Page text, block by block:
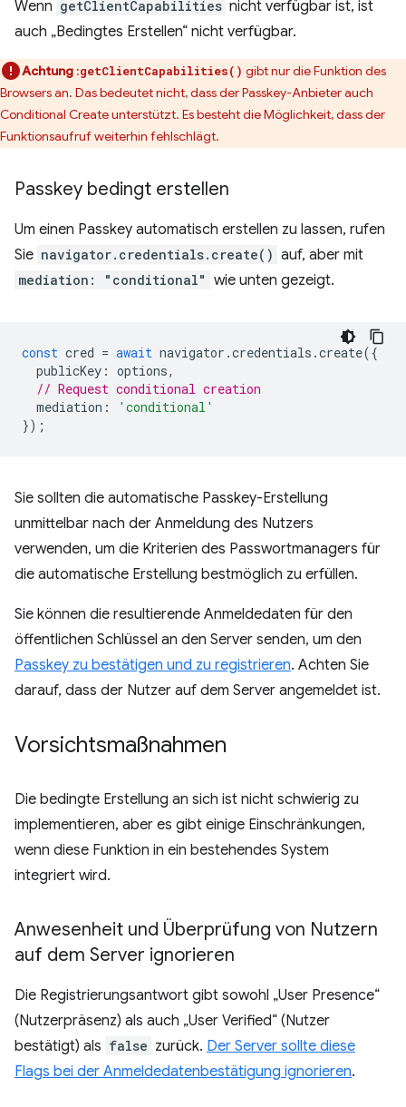
Wenn getClientCapabilities nicht verfügbar ist, ist
auch „Bedingtes Erstellen“ nicht verfügbar.
Achtung :getClientCapabilities() gibt nur die Funktion des
Browsers an. Das bedeutet nicht, dass der Passkey-Anbieter auch
Conditional Create unterstützt. Es besteht die Möglichkeit, dass der
Funktionsaufruf weiterhin fehlschlägt.
Passkey bedingt erstellen
Um einen Passkey automatisch erstellen zu lassen, rufen
Sie navigator.credentials.create() auf, aber mit
mediation: "conditional" wie unten gezeigt.
const cred = await navigator .credentials .create({
publicKey : options,
// Request conditional creation
mediation :
'conditional'
});
Sie sollten die automatische Passkey-Erstellung
unmittelbar nach der Anmeldung des Nutzers
verwenden, um die Kriterien des Passwortmanagers für
die automatische Erstellung bestmöglich zu erfüllen.
Sie können die resultierende Anmeldedaten für den
öffentlichen Schlüssel an den Server senden, um den
Passkey zu bestätigen und zu registrieren. Achten Sie
darauf, dass der Nutzer auf dem Server angemeldet ist.
Vorsichtsmaßnahmen
Die bedingte Erstellung an sich ist nicht schwierig zu
implementieren, aber es gibt einige Einschränkungen,
wenn diese Funktion in ein bestehendes System
integriert wird.
Anwesenheit und Überprüfung von Nutzern
auf dem Server ignorieren
Die Registrierungsantwort gibt sowohl „User Presence“
(Nutzerpräsenz) als auch „User Verified“ (Nutzer
bestätigt) als false zurück. Der Server sollte diese
Flags bei der Anmeldedatenbestätigung ignorieren.